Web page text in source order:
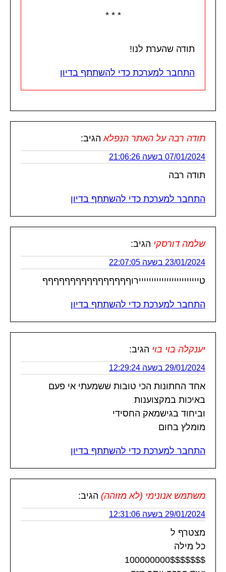
* * *
תודה שהערת לנו!
התחבר למערכת כדי להשתתף בדיון
תודה רבה על האתר הנפלא הגיב:
07/01/2024 בשעה 21:06:26
תודה רבה
התחבר למערכת כדי להשתתף בדיון
שלמה דורסקי הגיב:
23/01/2024 בשעה 22:07:05
טיייייייייייייייייייייייירוףףףףףףףףףףףףףףףף
התחבר למערכת כדי להשתתף בדיון
יענקלה בוי בוי הגיב:
29/01/2024 בשעה 12:29:24
אחד החתונות הכי טובות ששמעתי אי פעם
באיכות במקצוענות
וביחוד בגישמאק החסידי
מומלץ בחום
התחבר למערכת כדי להשתתף בדיון
משתמש אנונימי (לא מזוהה) הגיב:
29/01/2024 בשעה 12:31:06
מצטרף ל
כל מילה
100000000$$$$$$$